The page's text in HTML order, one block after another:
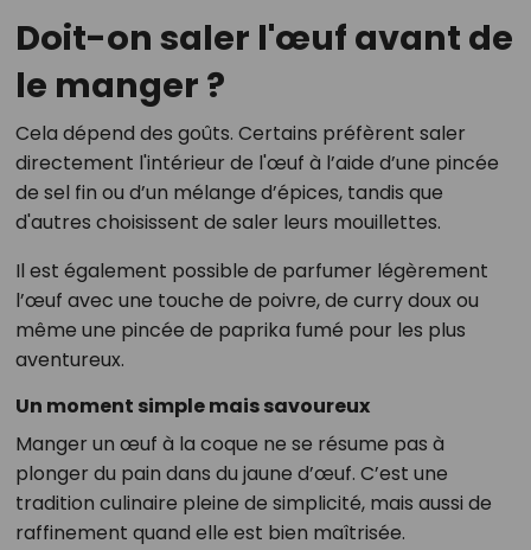
Doit-on saler l'œuf avant de
le manger ?
Cela dépend des goûts. Certains préfèrent saler
directement l'intérieur de l'œuf à l’aide d’une pincée
de sel fin ou d’un mélange d’épices, tandis que
d'autres choisissent de saler leurs mouillettes.
Il est également possible de parfumer légèrement
l’œuf avec une touche de poivre, de curry doux ou
même une pincée de paprika fumé pour les plus
aventureux.
Un moment simple mais savoureux
Manger un œuf à la coque ne se résume pas à
plonger du pain dans du jaune d’œuf. C’est une
tradition culinaire pleine de simplicité, mais aussi de
raffinement quand elle est bien maîtrisée.